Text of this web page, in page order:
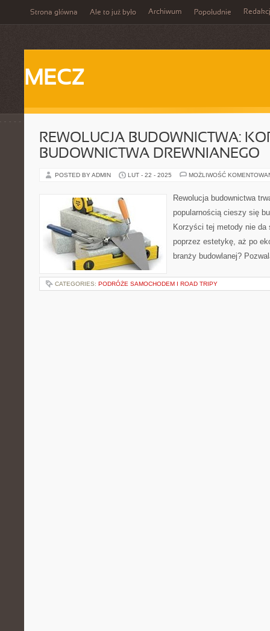
Strona główna Ale to już było Archiwum Popołudnie
MECZ
REWOLUCJA BUDOWNICTWA:
BUDOWNICTWA DREWNIANEGO
POSTED BY ADMIN LUT - 22 - 2025 MOŻLIWOŚĆ
Rewolucja budownictwa
popularnością cieszy się
Korzyści tej metody nie da
poprzez estetykę, aż po
branży budowlanej?
CATEGORIES: PODRÓŻE SAMOCHODEM I ROAD TRIPY